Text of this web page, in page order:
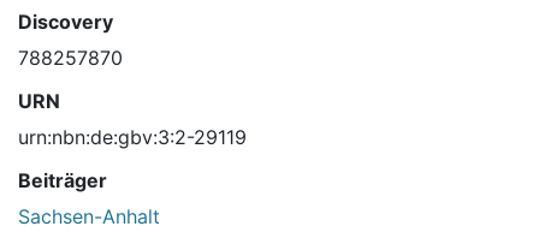
Discovery
788257870
URN
urn:nbn:de:gbv:3:2-29119
Beiträger
Sachsen-Anhalt